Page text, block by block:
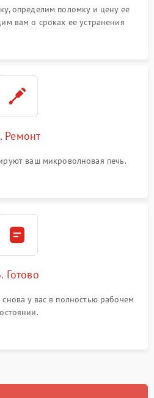
определим поломку и цену ее
вам о сроках ее устранения
Ремонт
ваш микроволновая печь.
Готово
у вас в полностью рабочем